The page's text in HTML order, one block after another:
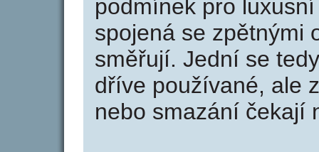
podmínek pro
spojená se zpětnými
směřují. Jední se
dříve používané, ale
nebo smazání čekají